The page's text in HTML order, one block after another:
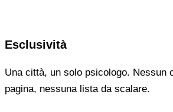
Esclusività
Una città, un solo psicologo. Nessun
pagina, nessuna lista da scalare.